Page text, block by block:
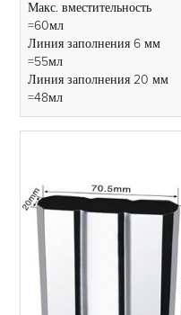
Макс. вместительность
=60мл
Линия заполнения 6 мм
=55мл
Линия заполнения 20 мм
=48мл